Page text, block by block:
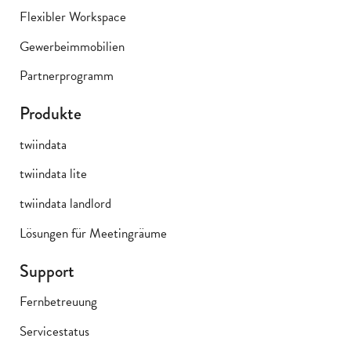
Flexibler Workspace
Gewerbeimmobilien
Partnerprogramm
Produkte
twiindata
twiindata lite
twiindata landlord
Lösungen für Meetingräume
Support
Fernbetreuung
Servicestatus